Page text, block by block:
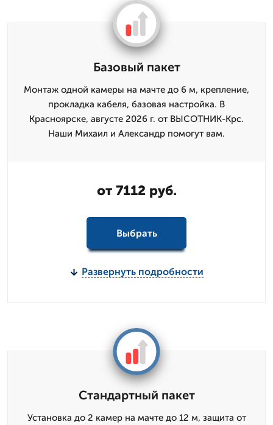
Базовый пакет
Монтаж одной камеры на мачте до 6 м, крепление,
прокладка кабеля, базовая настройка. В
Красноярске, августе 2026 г. от ВЫСОТНИК-Крс.
Наши Михаил и Александр помогут вам.
от 7112 руб.
Выбрать
Развернуть подробности
Стандартный пакет
Установка до 2 камер на мачте до 12 м, защита от